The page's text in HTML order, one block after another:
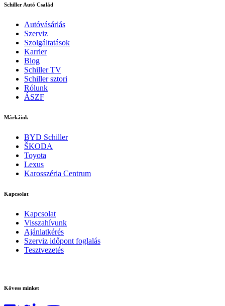
Schiller Autó Család
Autóvásárlás
Szerviz
Szolgáltatások
Karrier
Blog
Schiller TV
Schiller sztori
Rólunk
ÁSZF
Márkáink
BYD Schiller
ŠKODA
Toyota
Lexus
Karosszéria Centrum
Kapcsolat
Kapcsolat
Visszahívunk
Ajánlatkérés
Szerviz időpont foglalás
Tesztvezetés
Kövess minket